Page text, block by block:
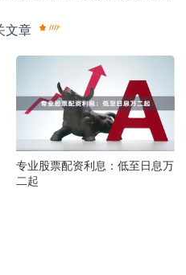
文章
专业股票配资利息：低至日息万
二起